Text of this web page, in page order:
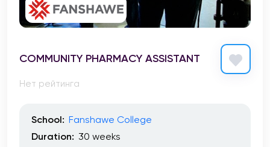
COMMUNITY PHARMACY ASSISTANT
Нет рейтинга
School: Fanshawe College
Duration: 30 weeks